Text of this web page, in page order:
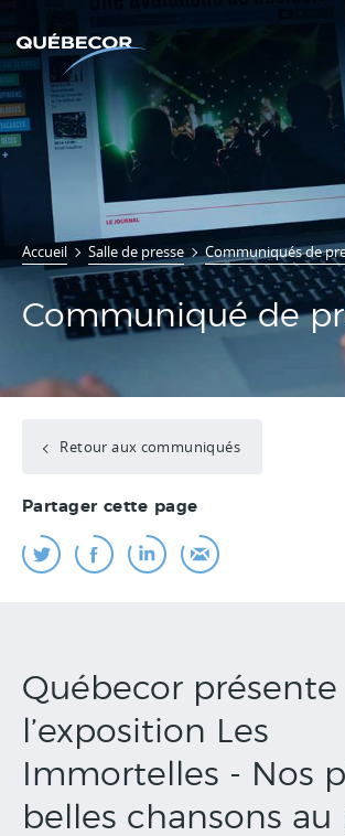
Accueil Salle de presse Communiqués de
Communiqué de
Retour aux communiqués
Partager cette page
Québecor présente
l’exposition Les
Immortelles - Nos
belles chansons